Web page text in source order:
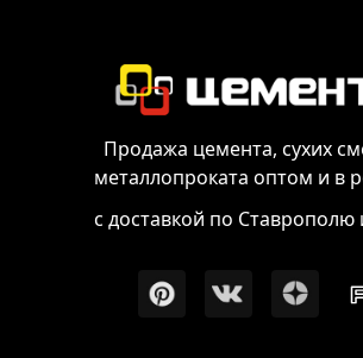
Продажа цемента, сухих
металлопроката оптом и в
с доставкой по Ставрополю